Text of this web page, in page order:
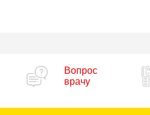
Вопрос
врачу